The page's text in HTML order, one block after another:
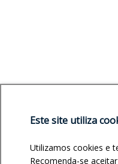
Este site utiliza
Utilizamos cookies e
Recomenda-se